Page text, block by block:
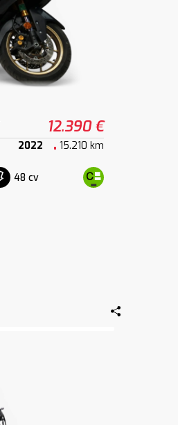
12.390 €
2022 15.210 km
48 cv